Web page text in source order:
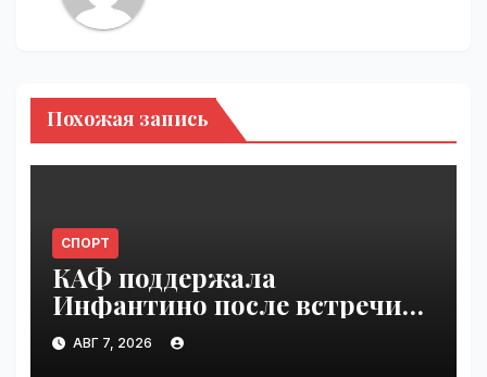
Похожая запись
СПОРТ
КАФ поддержала
Инфантино после встречи
ФИФА в Марокко |
VseTime.ru
АВГ 7, 2026